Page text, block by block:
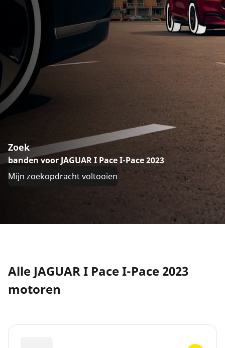
Zoek
banden voor JAGUAR I Pace I-Pace 2023
Mijn zoekopdracht voltooien
Alle JAGUAR I Pace I-Pace 2023
motoren